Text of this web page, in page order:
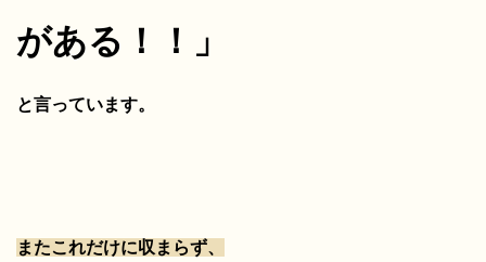
がある！！」
と言っています。
またこれだけに収まらず、